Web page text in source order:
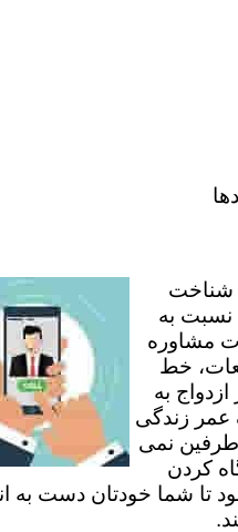
شناخت
نسبت به
مشاوره
خط
به
عمر زندگی
طرفین نمی
کردن
تا شما خودتان دست به